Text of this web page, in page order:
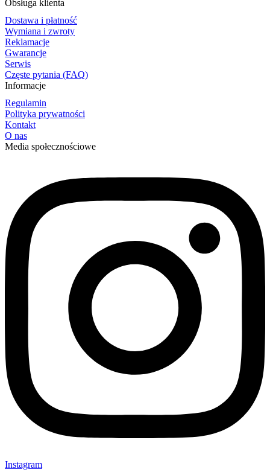
Obsługa klienta
Dostawa i płatność
Wymiana i zwroty
Reklamacje
Gwarancje
Serwis
Częste pytania (FAQ)
Informacje
Regulamin
Polityka prywatności
Kontakt
O nas
Media społecznościowe
Instagram